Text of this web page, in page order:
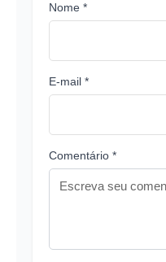
Nome *
E-mail *
Comentário *